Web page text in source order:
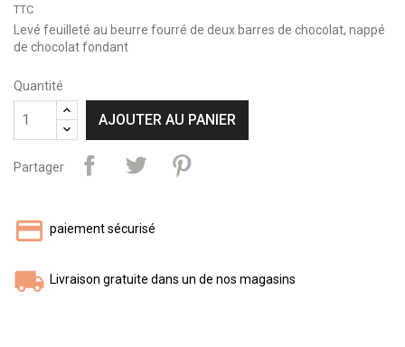
TTC
Levé feuilleté au beurre fourré de deux barres de chocolat, nappé
de chocolat fondant
Quantité
AJOUTER AU PANIER
Partager
paiement sécurisé
Livraison gratuite dans un de nos magasins